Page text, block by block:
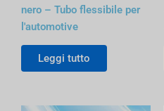
nero – Tubo flessibile per
l'automotive
Leggi tutto